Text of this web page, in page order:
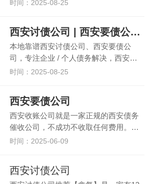
时间：2025-08-25
西安讨债公司 | 西安要债公司专业团队，98% 债务回收成功率，10 年西安收债经验
本地靠谱西安讨债公司、西安要债公
司，专注企业 / 个人债务解决，西安…
时间：2025-08-25
西安要债公司
西安收账公司就是一家正规的西安债务
催收公司，不成功不收取任何费用。…
时间：2025-06-09
西安讨债公司